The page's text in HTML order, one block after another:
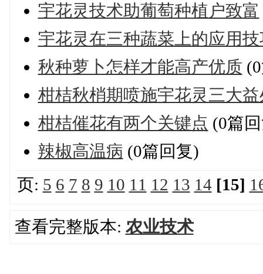
宇花灵技术助葡萄种植户致富
宇花灵在三种蔬菜上的应用技
秋种萝卜怎样才能高产优质
柑桔秋梢期喷施宇花灵三大益
柑桔催花有两个关键点 (0篇
辣椒高温病 (0篇回复)
页: 5 6 7 8 9 10 11 12 13 14 [15]
查看完整版本: 农业技术